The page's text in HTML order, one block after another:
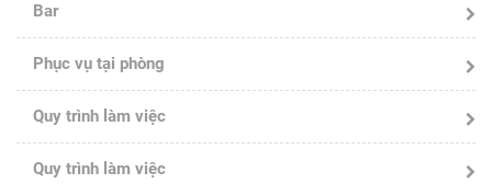
Bar
Phục vụ tại phòng
Quy trình làm việc
Quy trình làm việc